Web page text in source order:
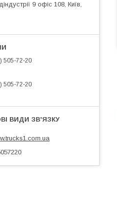
9 офіс 108, Київ,
505-72-20
505-72-20